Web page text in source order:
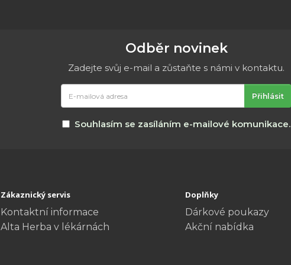
Odběr novinek
Zadejte svůj e-mail a zůstaňte s námi v kontaktu.
mailová
adresa
Přihlásit
Souhlasím se zasíláním e-mailové komunikace.
Zákaznický servis
Kontaktní informace
Alta Herba v lékárnách
Doplňky
Dárkové poukazy
Akční nabídka